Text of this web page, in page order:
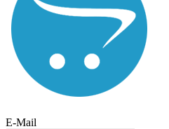
E-Mail